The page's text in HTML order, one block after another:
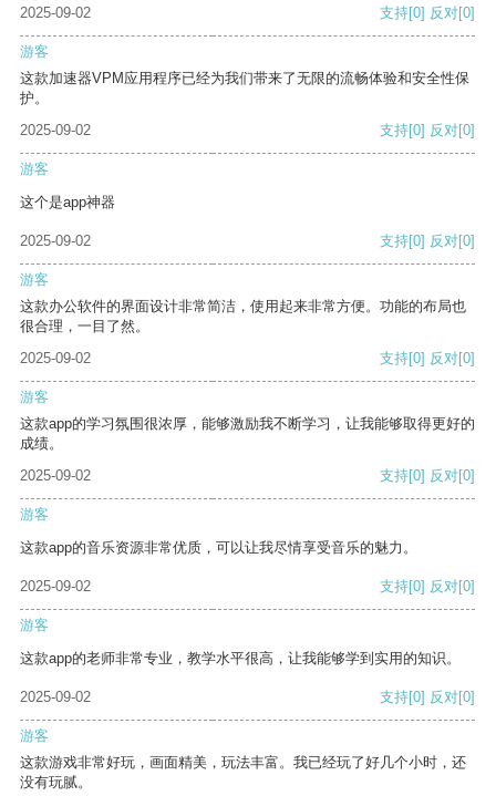
2025-09-02 支持[0] 反对[0]
游客
这款加速器VPM应用程序已经为我们带来了无限的流畅体验和安全性保
护。
2025-09-02
支持[0] 反对[0]
游客
这个是app神器
2025-09-02 支持[0] 反对[0]
游客
这款办公软件的界面设计非常简洁，使用起来非常方便。功能的布局也
很合理，一目了然。
2025-09-02
支持[0] 反对[0]
游客
这款app的学习氛围很浓厚，能够激励我不断学习，让我能够取得更好的
成绩。
2025-09-02
支持[0] 反对[0]
游客
这款app的音乐资源非常优质，可以让我尽情享受音乐的魅力。
2025-09-02 支持[0] 反对[0]
游客
这款app的老师非常专业，教学水平很高，让我能够学到实用的知识。
2025-09-02 支持[0] 反对[0]
游客
这款游戏非常好玩，画面精美，玩法丰富。我已经玩了好几个小时，还
没有玩腻。